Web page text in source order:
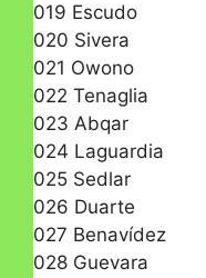
019 Escudo
020 Sivera
021 Owono
022 Tenaglia
023 Abqar
024 Laguardia
025 Sedlar
026 Duarte
027 Benavídez
028 Guevara